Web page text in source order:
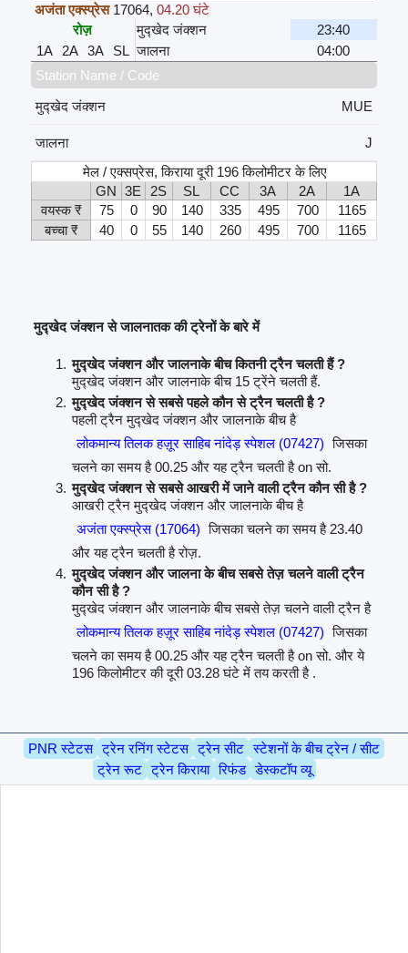
अजंता एक्स्प्रेस 17064, 04.20 घंटे
रोज़
मुद्खेद जंक्शन
23:40
1A
2A 3A SL जालना
04:00
Station Name / Code
मुद्खेद जंक्शन
MUE
जालना
J
मेल / एक्सप्रेस, किराया दूरी 196 किलोमीटर के लिए
GN
3E 2S SL CC 3A 2A
1A
वयस्क ₹
75 0 90 140 335 495 700
1165
बच्चा ₹
40 0 55 140 260 495 700 1165
मुद्खेद जंक्शन से जालनातक की ट्रेनों के बारे में
मुद्खेद जंक्शन और जालनाके बीच कितनी ट्रैन चलती हैं ?
मुद्खेद जंक्शन और जालनाके बीच 15 ट्रेंने चलती हैं.
मुद्खेद जंक्शन से सबसे पहले कौन से ट्रैन चलती है ?
पहली ट्रैन मुद्खेद जंक्शन और जालनाके बीच है
लोकमान्य तिलक हज़ूर साहिब नांदेड़ स्पेशल (07427) जिसका
चलने का समय है 00.25 और यह ट्रैन चलती है on सो.
मुद्खेद जंक्शन से सबसे आखरी में जाने वाली ट्रैन कौन सी है ?
आखरी ट्रैन मुद्खेद जंक्शन और जालनाके बीच है
अजंता एक्स्प्रेस (17064) जिसका चलने का समय है 23.40
और यह ट्रैन चलती है रोज़.
मुद्खेद जंक्शन और जालना के बीच सबसे तेज़ चलने वाली ट्रैन
कौन सी है ?
मुद्खेद जंक्शन और जालनाके बीच सबसे तेज़ चलने वाली ट्रैन है
लोकमान्य तिलक हज़ूर साहिब नांदेड़ स्पेशल (07427) जिसका
चलने का समय है 00.25 और यह ट्रैन चलती है on सो. और ये
196 किलोमीटर की दूरी 03.28 घंटे में तय करती है .
PNR स्टेटस ट्रेन रनिंग स्टेटस ट्रेन सीट स्टेशनों के बीच ट्रेन / सीट
ट्रेन रूट ट्रेन किराया रिफंड डेस्कटॉप व्यू